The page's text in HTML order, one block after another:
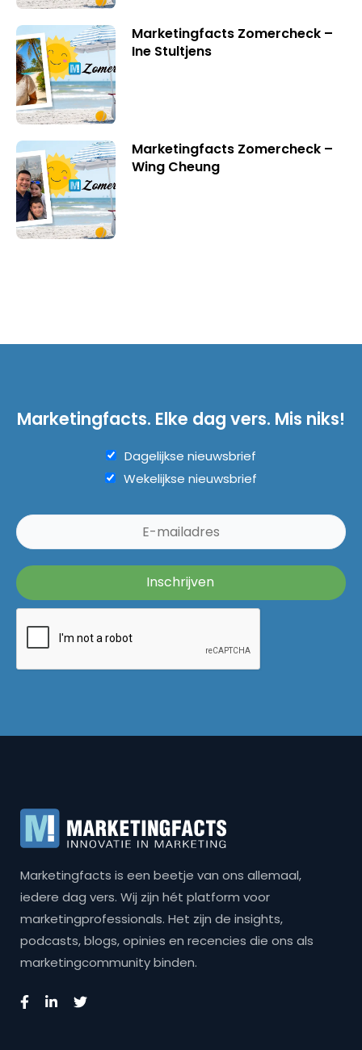
Marketingfacts Zomercheck –
Ine Stultjens
Marketingfacts Zomercheck –
Wing Cheung
Marketingfacts. Elke dag vers. Mis niks!
Dagelijkse nieuwsbrief
Wekelijkse nieuwsbrief
Marketingfacts is een beetje van ons allemaal,
iedere dag vers. Wij zijn hét platform voor
marketingprofessionals. Het zijn de insights,
podcasts, blogs, opinies en recencies die ons als
marketingcommunity binden.